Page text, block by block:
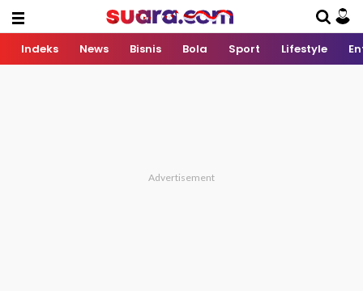
Indeks News Bisnis Bola Sport Lifestyle